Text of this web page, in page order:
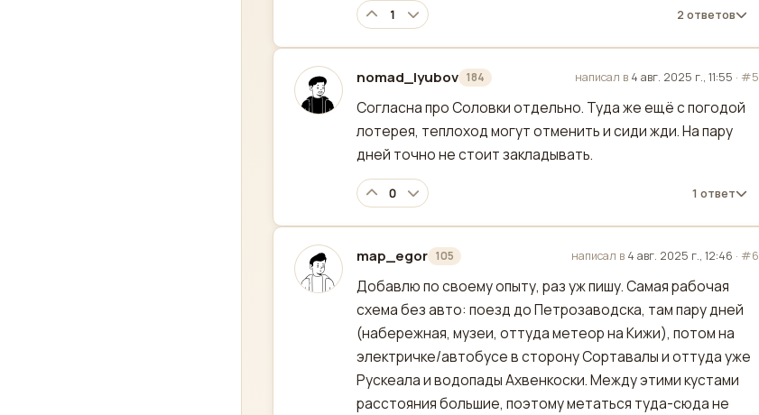
1 2 ответов
nomad_lyubov 184
отредактировано написал в 4 авг. 2025 г., 11:55 · #5
Согласна про Соловки отдельно. Туда же ещё с погодой
лотерея, теплоход могут отменить и сиди жди. На пару
дней точно не стоит закладывать.
0 1 ответ
map_egor 105
отредактировано написал в 4 авг. 2025 г., 12:46 · #6
Добавлю по своему опыту, раз уж пишу. Самая рабочая
схема без авто: поезд до Петрозаводска, там пару дней
(набережная, музеи, оттуда метеор на Кижи), потом на
электричке/автобусе в сторону Сортавалы и оттуда уже
Рускеала и водопады Ахвенкоски. Между этими кустами
расстояния большие, поэтому метаться туда-сюда не